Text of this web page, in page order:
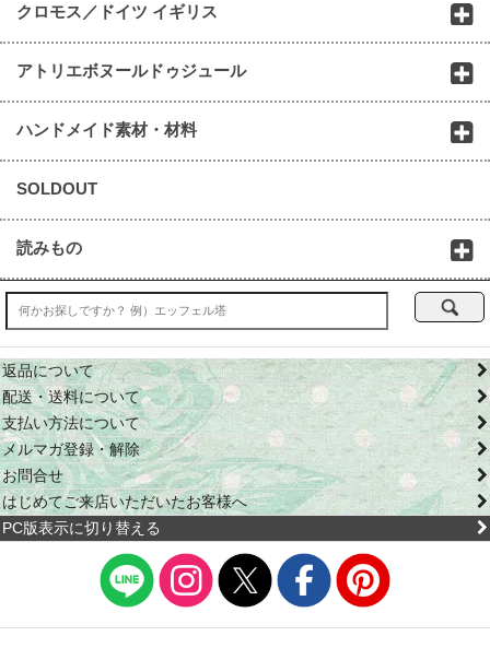
クロモス／ドイツ イギリス
アトリエボヌールドゥジュール
ハンドメイド素材・材料
SOLDOUT
読みもの
返品について
配送・送料について
支払い方法について
メルマガ登録・解除
お問合せ
はじめてご来店いただいたお客様へ
PC版表示に切り替える